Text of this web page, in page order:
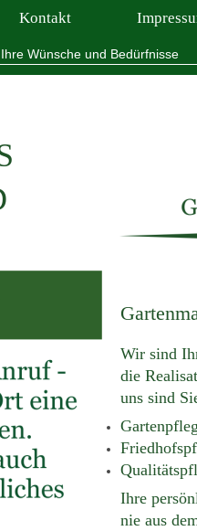
Kontakt
Ihre Wünsche und Bedürfnisse
Wir sind
die
uns sind
Ihre
nie aus